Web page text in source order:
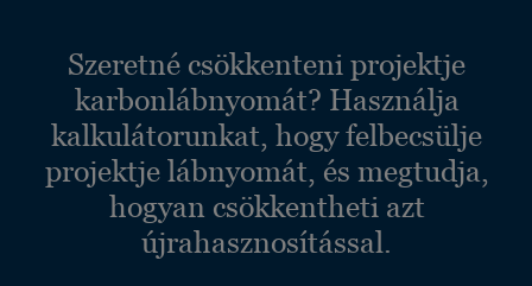
Szeretné csökkenteni projektje
karbonlábnyomát? Használja
kalkulátorunkat, hogy felbecsülje
projektje lábnyomát, és megtudja,
hogyan csökkentheti azt
újrahasznosítással.